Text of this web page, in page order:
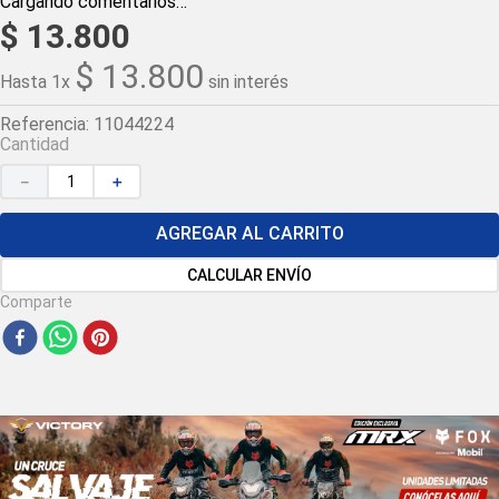
$ 13.800
Hasta 1x $ 13.800 sin interés
Referencia: 11044224
Cantidad
＋
－
AGREGAR AL CARRITO
CALCULAR ENVÍO
Comparte